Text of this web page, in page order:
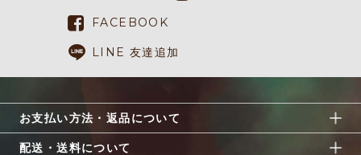
FACEBOOK
LINE 友達追加
お支払い方法・返品について
配送・送料について